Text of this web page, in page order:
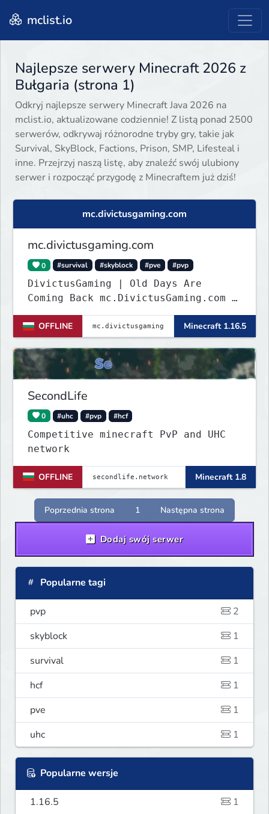
mclist.io
Najlepsze serwery Minecraft 2026 z
Bułgaria (strona 1)
Odkryj najlepsze serwery Minecraft Java 2026 na
mclist.io, aktualizowane codziennie! Z listą ponad 2500
serwerów, odkrywaj różnorodne tryby gry, takie jak
Survival, SkyBlock, Factions, Prison, SMP, Lifesteal i
inne. Przejrzyj naszą listę, aby znaleźć swój ulubiony
serwer i rozpocząć przygodę z Minecraftem już dziś!
mc.divictusgaming.com
mc.divictusgaming.com
0 #survival #skyblock #pve #pvp
DivictusGaming | Old Days Are
Coming Back mc.DivictusGaming.com |
www.DivictusGaming.com
OFFLINE
Minecraft 1.16.5
SecondLife
0 #uhc #pvp #hcf
Competitive minecraft PvP and UHC
network
OFFLINE Minecraft 1.8
Poprzednia strona 1 Następna strona
Dodaj swój serwer
Popularne tagi
pvp
2
skyblock
1
survival
1
hcf
1
pve
1
uhc
1
Popularne wersje
1.16.5
1